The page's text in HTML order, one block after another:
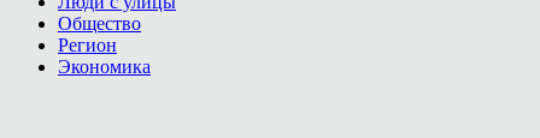
Общество
Регион
Экономика